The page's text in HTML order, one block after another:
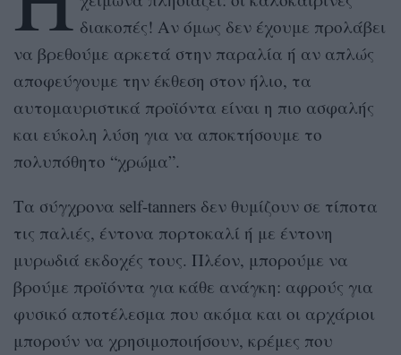
διακοπές! Αν όμως δεν έχουμε προλάβει
να βρεθούμε αρκετά στην παραλία ή αν απλώς
αποφεύγουμε την έκθεση στον ήλιο, τα
αυτομαυριστικά προϊόντα είναι η πιο ασφαλής
και εύκολη λύση για να αποκτήσουμε το
πολυπόθητο “χρώμα”.
Τα σύγχρονα self-tanners δεν θυμίζουν σε τίποτα
τις παλιές, έντονα πορτοκαλί ή με έντονη
μυρωδιά εκδοχές τους. Πλέον, μπορούμε να
βρούμε προϊόντα για κάθε ανάγκη: αφρούς για
φυσικό αποτέλεσμα που ακόμα και οι αρχάριοι
μπορούν να χρησιμοποιήσουν, κρέμες που